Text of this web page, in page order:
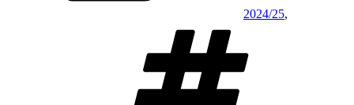
2024/25,